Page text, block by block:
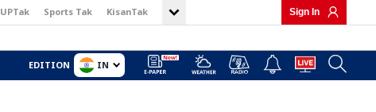
UPTak Sports Tak KisanTak Sign In
EDITION IN